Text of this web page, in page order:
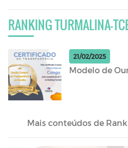
RANKING TURMALINA-
21/02/2025
Modelo de
Mais conteúdos de